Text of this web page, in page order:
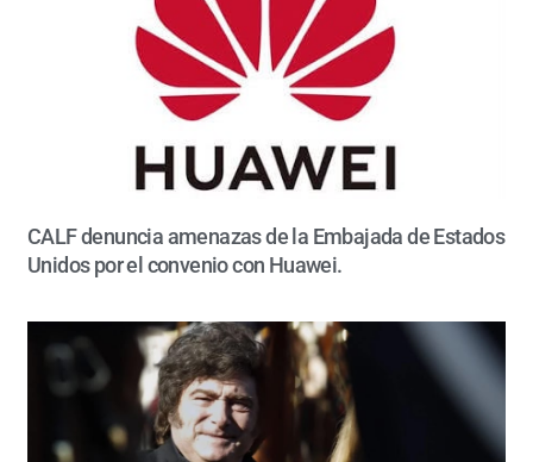
CALF denuncia amenazas de la Embajada de Estados
Unidos por el convenio con Huawei.